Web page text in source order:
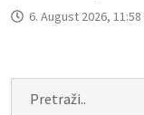
6. August 2026,